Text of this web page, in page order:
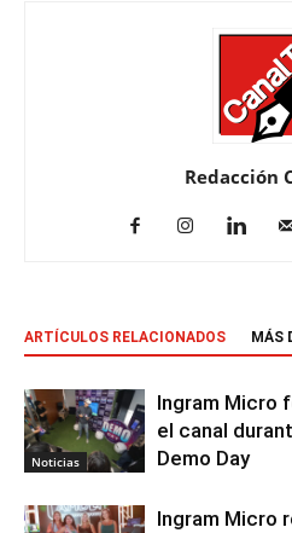
Redacción
ARTÍCULOS RELACIONADOS MÁS
Noticias
Ingram Micro
el canal
Demo Day
Ingram Micro